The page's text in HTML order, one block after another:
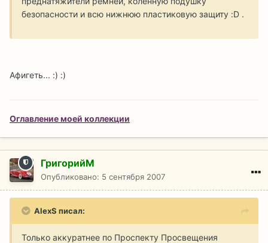
безопасности и всю нижнюю пластиковую защиту :D .
Афигеть... :) :)
Оглавление моей коллекции
ГригорийМ
Опубликовано: 5 сентября 2007
AlexS писал:
Только аккуратнее по Проспекту Просвещения